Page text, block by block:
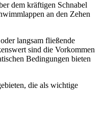
dem kräftigen Schnabel
an den Zehen
langsam fließende
sind die Vorkommen
Bedingungen bieten
die als wichtige